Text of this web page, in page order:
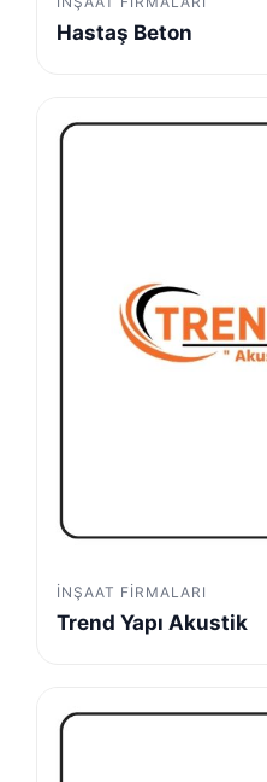
Hastaş Beton
İNŞAAT FIRMALARI
Trend Yapı Akustik